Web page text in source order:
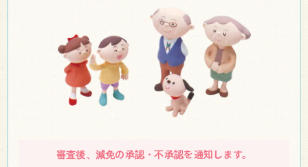
審査後、減免の承認・不承認を通知します。